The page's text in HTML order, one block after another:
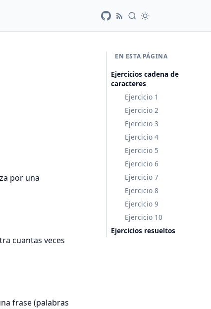
por una
cuantas veces
frase (palabras
EN ESTA PÁGINA
Ejercicios cadena de
caracteres
Ejercicio 1
Ejercicio 2
Ejercicio 3
Ejercicio 4
Ejercicio 5
Ejercicio 6
Ejercicio 7
Ejercicio 8
Ejercicio 9
Ejercicio 10
Ejercicios resueltos